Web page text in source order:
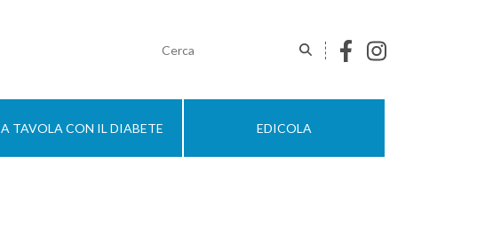
A TAVOLA CON IL DIABETE EDICOLA